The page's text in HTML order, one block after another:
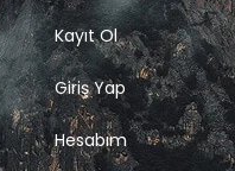
Kayıt Ol
Giriş Yap
Hesabım